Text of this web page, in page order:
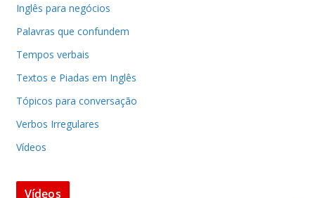
Inglês para negócios
Palavras que confundem
Tempos verbais
Textos e Piadas em Inglês
Tópicos para conversação
Verbos Irregulares
Vídeos
Vídeos